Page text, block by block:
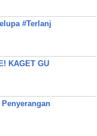
#Terlanj
KAGET GU